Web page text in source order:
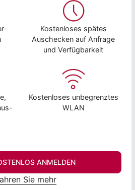
Kostenloses spätes
Auschecken auf Anfrage
und Verfügbarkeit
Kostenloses unbegrenztes
WLAN
ANMELDEN
Sie mehr